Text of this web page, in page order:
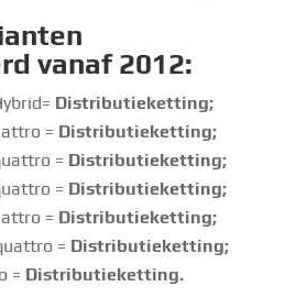
vanaf 2012:
Distributieketting;
= Distributieketting;
= Distributieketting;
= Distributieketting;
= Distributieketting;
= Distributieketting;
= Distributieketting.